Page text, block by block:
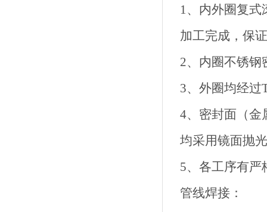
1、内外圈复式
加工完成，保
2、内圈不锈钢
3、外圈
4、密封面（
均采用
5、各工
管线焊接：